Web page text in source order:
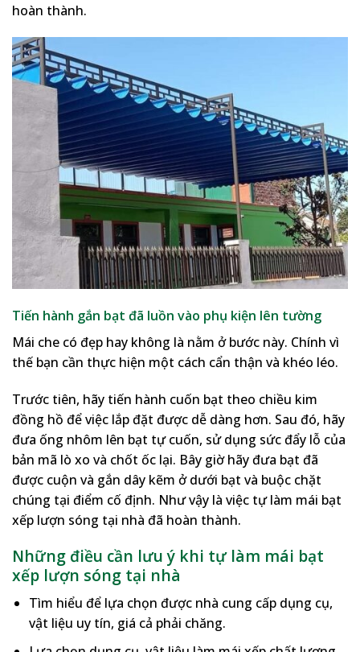
hoàn thành.
Tiến hành gắn bạt đã luồn vào phụ kiện lên tường
Mái che có đẹp hay không là nằm ở bước này. Chính vì
thế bạn cần thực hiện một cách cẩn thận và khéo léo.
Trước tiên, hãy tiến hành cuốn bạt theo chiều kim
đồng hồ để việc lắp đặt được dễ dàng hơn. Sau đó, hãy
đưa ống nhôm lên bạt tự cuốn, sử dụng sức đẩy lỗ của
bản mã lò xo và chốt ốc lại. Bây giờ hãy đưa bạt đã
được cuộn và gắn dây kẽm ở dưới bạt và buộc chặt
chúng tại điểm cố định. Như vậy là việc tự làm mái bạt
xếp lượn sóng tại nhà đã hoàn thành.
Những điều cần lưu ý khi tự làm mái bạt
xếp lượn sóng tại nhà
Tìm hiểu để lựa chọn được nhà cung cấp dụng cụ,
vật liệu uy tín, giá cả phải chăng.